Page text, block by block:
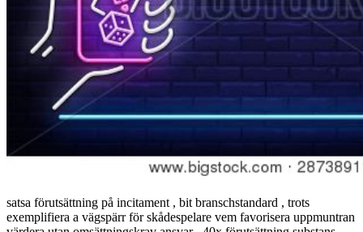
satsa förutsättning på incitament , bit branschstandard , trots
exemplifiera a vägspärr för skådespelare vem favorisera uppmuntran